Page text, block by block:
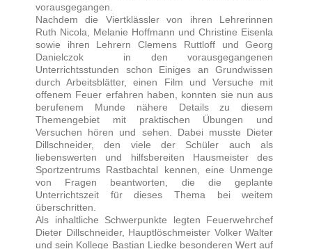
vorausgegangen.
Nachdem die Viertklässler von ihren Lehrerinnen
Ruth Nicola, Melanie Hoffmann und Christine Eisenla
sowie ihren Lehrern Clemens Ruttloff und Georg
Danielczok in den vorausgegangenen
Unterrichtsstunden schon Einiges an Grundwissen
durch Arbeitsblätter, einen Film und Versuche mit
offenem Feuer erfahren haben, konnten sie nun aus
berufenem Munde nähere Details zu diesem
Themengebiet mit praktischen Übungen und
Versuchen hören und sehen. Dabei musste Dieter
Dillschneider, den viele der Schüler auch als
liebenswerten und hilfsbereiten Hausmeister des
Sportzentrums Rastbachtal kennen, eine Unmenge
von Fragen beantworten, die die geplante
Unterrichtszeit für dieses Thema bei weitem
überschritten.
Als inhaltliche Schwerpunkte legten Feuerwehrchef
Dieter Dillschneider, Hauptlöschmeister Volker Walter
und sein Kollege Bastian Liedke besonderen Wert auf